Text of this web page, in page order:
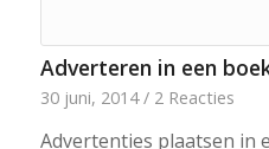
Adverteren in een
30 juni, 2014 / 2 Reacties
Advertenties plaatsen in